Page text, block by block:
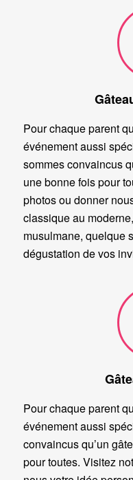
Pour chaque parent
événement aussi
sommes convaincus
une bonne fois pour
photos ou donner
classique au
musulmane, quelque
dégustation de vos
Pour chaque parent
événement aussi
convaincus qu’un
pour toutes. Visitez